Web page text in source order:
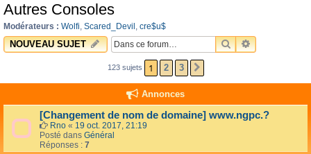
h
Autres Consoles
Modérateurs : Wolfi, Scared_Devil , cre$u$
NOUVEAU SUJET RECHERCHER
RECHERCHE
123 sujets 1 2 3
Annonces
[Changement de nom de domaine] www.ngpc.?
Rno « 19 oct. 2017, 21:19
Posté dans Général
Réponses : 7